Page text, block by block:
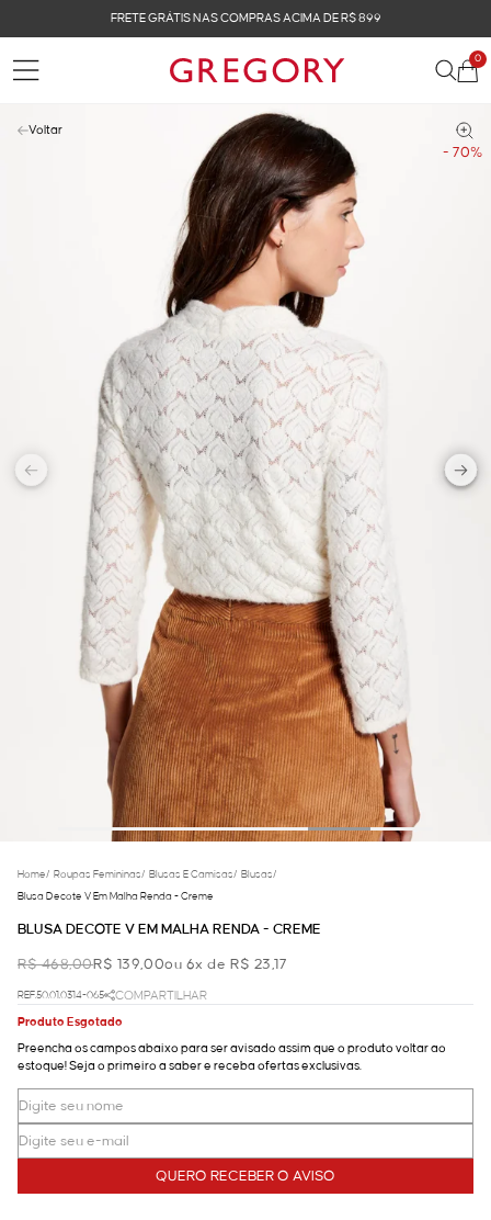
FRETE GRÁTIS NAS COMPRAS ACIMA DE R$ 899
0
- 70%
Voltar
Home/ Roupas Femininas/ Blusas E Camisas/ Blusas/
Blusa Decote V Em Malha Renda - Creme
BLUSA DECOTE V EM MALHA RENDA - CREME
R$ 468,00R$ 139,00ou 6x de R$ 23,17
REF.50.01.0314-065
COMPARTILHAR
Produto Esgotado
Preencha os campos abaixo para ser avisado assim que o produto voltar ao
estoque! Seja o primeiro a saber e receba ofertas exclusivas.
QUERO RECEBER O AVISO